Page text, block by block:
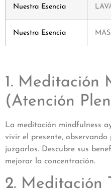
Nuestra Esencia
Nuestra Esencia
1. Meditación
(Atención
La meditación mindfulness
vivir el presente, observando
juzgarlos. Descubre sus
mejorar la concentración.
2. Meditación